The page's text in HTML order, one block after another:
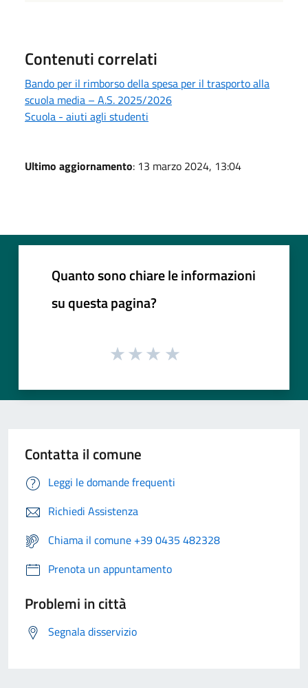
Contenuti correlati
Bando per il rimborso della spesa per il trasporto alla
scuola media – A.S. 2025/2026
Scuola - aiuti agli studenti
Ultimo aggiornamento: 13 marzo 2024, 13:04
Quanto sono chiare le informazioni
su questa pagina?
Contatta il comune
Leggi le domande frequenti
Richiedi Assistenza
Chiama il comune +39 0435 482328
Prenota un appuntamento
Problemi in città
Segnala disservizio